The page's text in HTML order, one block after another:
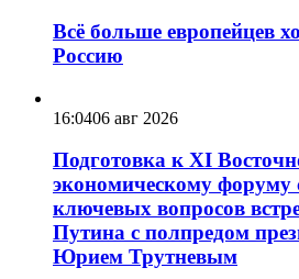
Всё больше европейцев
Россию
16:0406 авг 2026
Подготовка к XI
экономическому форуму
ключевых вопросов
Путина с полпредом
Юрием Трутневым